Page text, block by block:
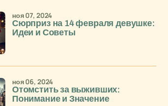
Сюрприз на 14 февраля девушке:
Идеи и Советы
ноя 07, 2024
Отомстить за выживших:
Понимание и Значение
ноя 06, 2024